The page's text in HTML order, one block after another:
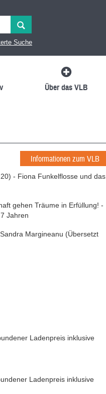
Suche
Über das VLB
Informationen zum VLB
- Fiona Funkelflosse und das
gehen Träume in Erfüllung! -
Jahren
Sandra Margineanu (Übersetzt
Ladenpreis inklusive
Ladenpreis inklusive